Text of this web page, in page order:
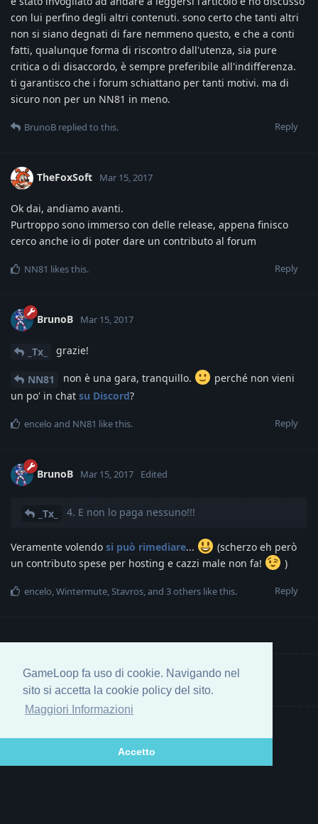
GameLoop fa uso di cookie. Navigando nel
sito si accetta la cookie policy del sito.
Maggiori Informazioni
Accetto
con lui perfino degli altri contenuti. sono certo che tanti altri
non si siano degnati di fare nemmeno questo, e che a conti
fatti, qualunque forma di riscontro dall'utenza, sia pure
critica o di disaccordo, è sempre preferibile all'indifferenza.
ti garantisco che i forum schiattano per tanti motivi. ma di
sicuro non per un NN81 in meno.
Reply
BrunoB replied to this.
TheFoxSoft Mar 15, 2017
Ok dai, andiamo avanti.
Purtroppo sono immerso con delle release, appena finisco
cerco anche io di poter dare un contributo al forum
Reply
NN81 likes this.
BrunoB Mar 15, 2017
_Tx_ grazie!
NN81 non è una gara, tranquillo.
perché non vieni
un po' in chat su Discord?
Reply
encelo and NN81 like this.
BrunoB Mar 15, 2017 Edited
_Tx_ 4. E non lo paga nessuno!!!
Veramente volendo si può rimediare...
(scherzo eh però
un contributo spese per hosting e cazzi male non fa!
)
Reply
encelo,Wintermute,Stavros, and 3others like this.
Write a Reply...